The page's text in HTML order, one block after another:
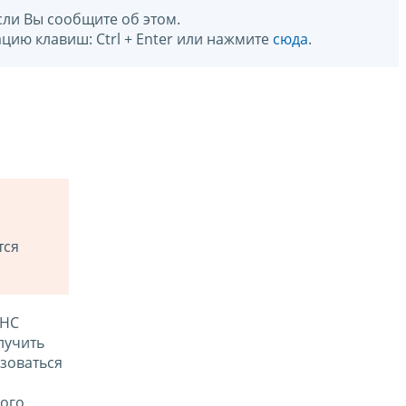
Вы сообщите об этом.
клавиш: Ctrl + Enter или нажмите сюда.